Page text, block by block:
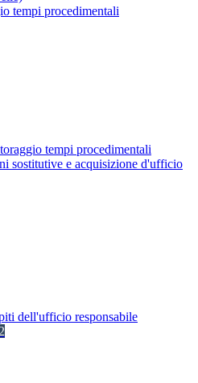
tempi procedimentali
tempi procedimentali
sostitutive e acquisizione d'ufficio
dell'ufficio responsabile